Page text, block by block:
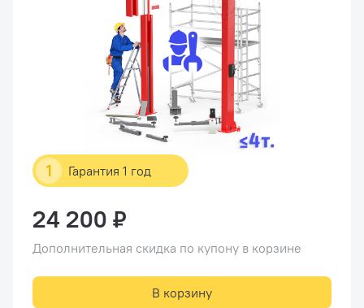
1 Гарантия 1 год
24 200 ₽
Дополнительная скидка по купону в корзине
В корзину